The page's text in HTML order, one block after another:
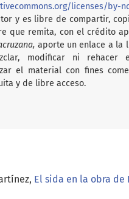
licenses/by-
y es libre de compartir,
que remita, con el crédito
aporte un enlace a la
modificar ni rehacer
el material con fines
y de libre acceso.
El sida en la obra de